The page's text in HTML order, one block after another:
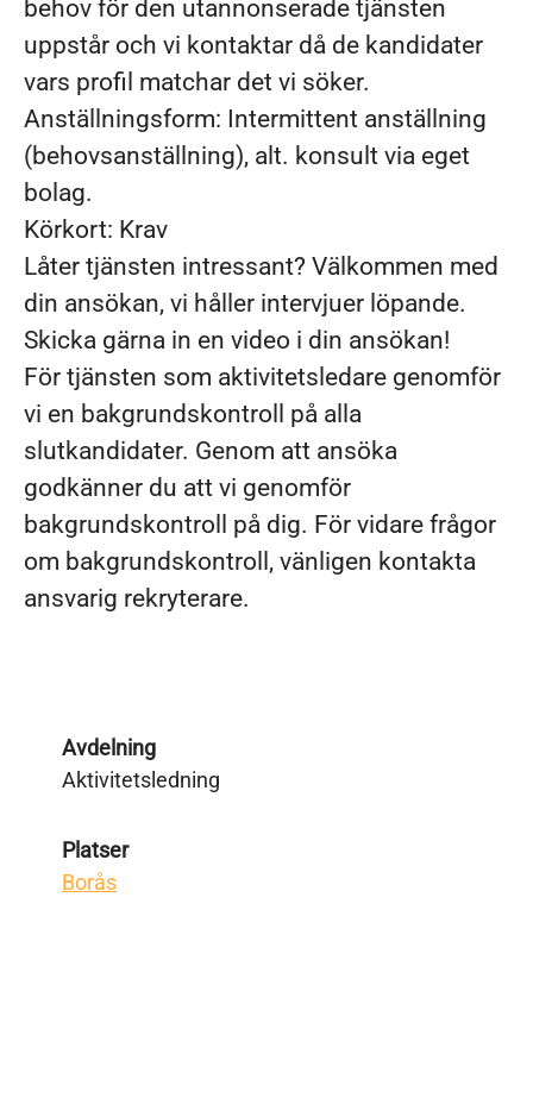
behov för den utannonserade tjänsten
uppstår och vi kontaktar då de kandidater
vars profil matchar det vi söker.
Anställningsform: Intermittent anställning
(behovsanställning), alt. konsult via eget
bolag.
Körkort: Krav
Låter tjänsten intressant? Välkommen med
din ansökan, vi håller intervjuer löpande.
Skicka gärna in en video i din ansökan!
För tjänsten som aktivitetsledare genomför
vi en bakgrundskontroll på alla
slutkandidater. Genom att ansöka
godkänner du att vi genomför
bakgrundskontroll på dig. För vidare frågor
om bakgrundskontroll, vänligen kontakta
ansvarig rekryterare.
Avdelning
Aktivitetsledning
Platser
Borås